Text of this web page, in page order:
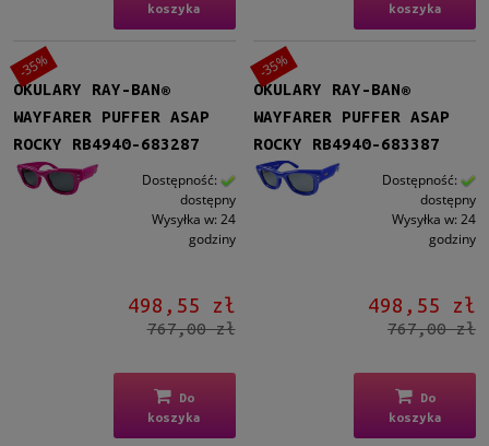
koszyka
koszyka
OKULARY RAY-BAN®
WAYFARER PUFFER ASAP
ROCKY RB4940-683287
Dostępność:
dostępny
Wysyłka w: 24
godziny
498,55 zł
767,00 zł
Do
koszyka
-35%
OKULARY RAY-BAN®
WAYFARER PUFFER ASAP
ROCKY RB4940-683387
Dostępność:
dostępny
Wysyłka w: 24
godziny
498,55 zł
767,00 zł
Do
koszyka
-35%